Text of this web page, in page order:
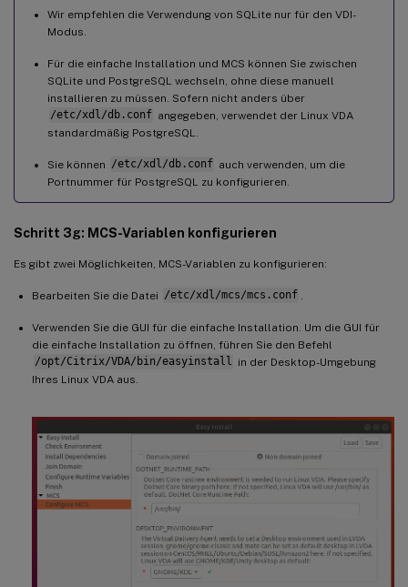
Wir empfehlen die Verwendung von SQLite nur für den VDI-
Modus.
Für die einfache Installation und MCS können Sie zwischen
SQLite und PostgreSQL wechseln, ohne diese manuell
installieren zu müssen. Sofern nicht anders über
/etc/xdl/db.conf angegeben, verwendet der Linux VDA
standardmäßig PostgreSQL.
Sie können /etc/xdl/db.conf auch verwenden, um die
Portnummer für PostgreSQL zu konfigurieren.
Schritt 3g: MCS-Variablen konfigurieren
Es gibt zwei Möglichkeiten, MCS-Variablen zu konfigurieren:
Bearbeiten Sie die Datei /etc/xdl/mcs/mcs.conf
Verwenden Sie die GUI für die einfache Installation. Um die GUI für
die einfache Installation zu öffnen, führen Sie den Befehl
/opt/Citrix/VDA/bin/easyinstall in der Desktop-Umgebung
Ihres Linux VDA aus.